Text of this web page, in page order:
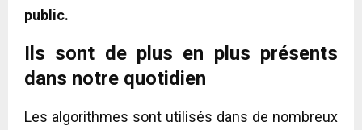
public.
Ils sont de plus en plus présents
dans notre quotidien
Les algorithmes sont utilisés dans de nombreux